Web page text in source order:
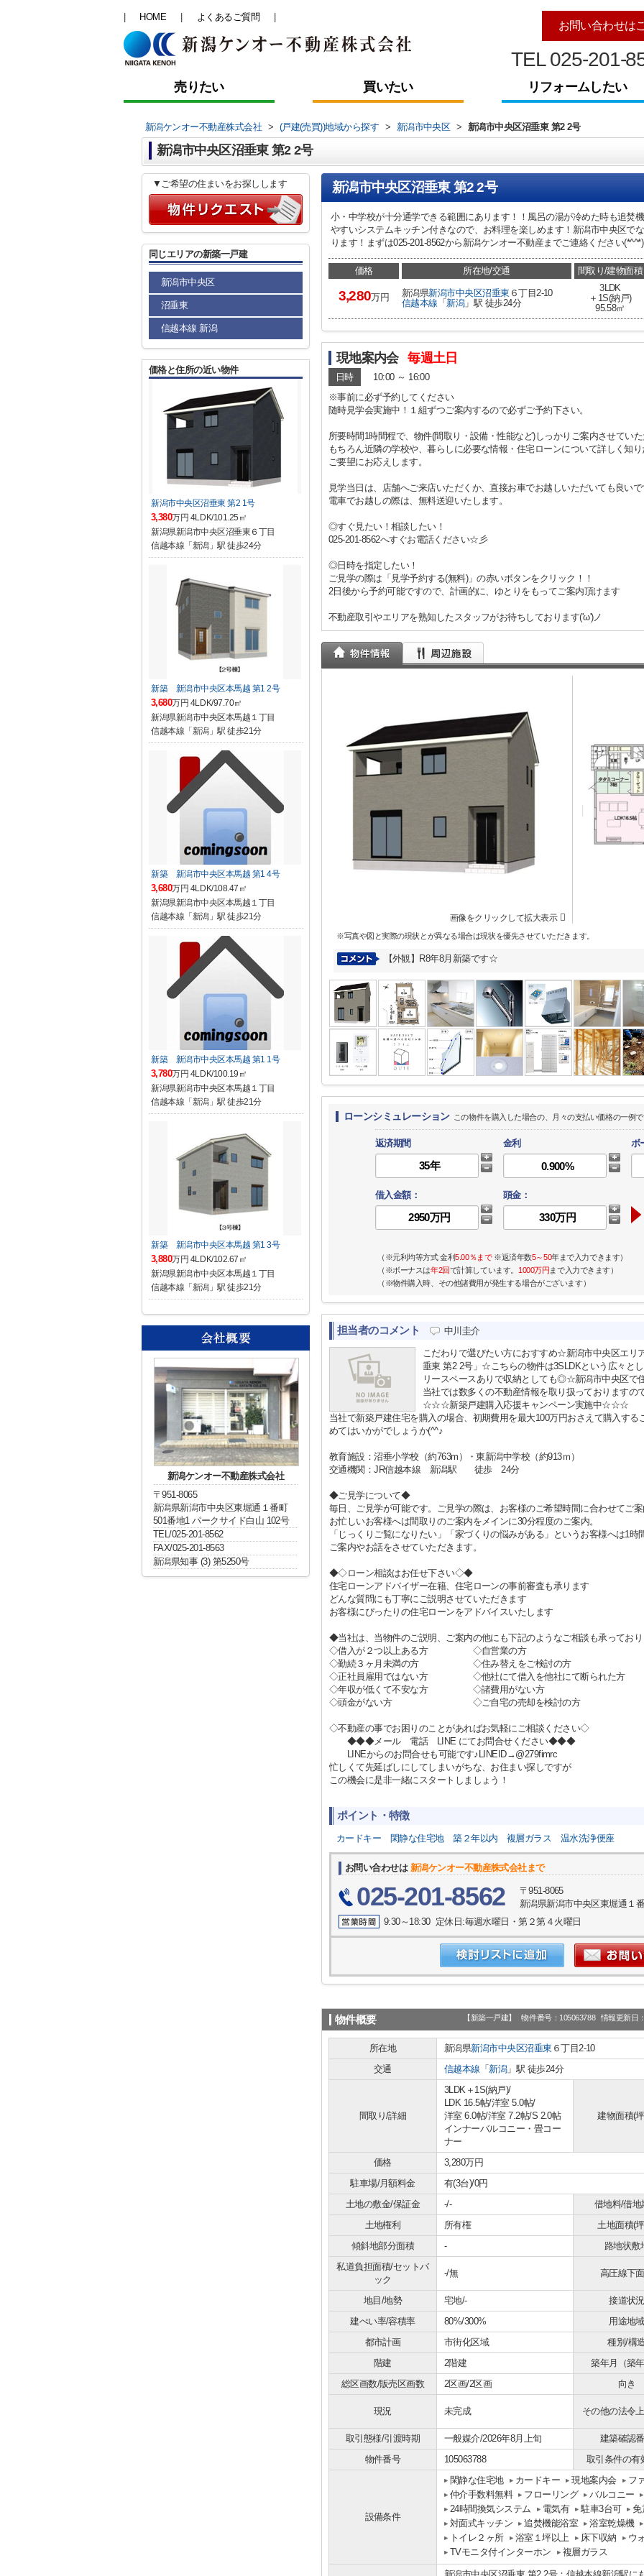
HOME よくあるご質問
お問い合わせは
TEL 025-201-
売りたい 買いたい リフォームしたい
新潟ケンオー不動産株式会社 > (戸建(売買))地域から探す > 新潟市中央区 > 新潟市中央区沼垂東 第2 2号
新潟市中央区沼垂東 第2 2号
新潟市中央区沼垂東 第2 2号
小・中学校が十分通学できる範囲にあります！！風呂の湯が冷めた時も追焚
やすいシステムキッチン付きなので、お料理を楽しめます！新潟市中央区で
ります！まずは025-201-8562から新潟ケンオー不動産までご連絡ください(*^^*)
価格
3,280万円
所在地/交通
新潟県新潟市中央区沼垂東 ６丁目2-10
信越本線 「 新潟」駅 徒歩24分
間取り/建物面積
3LDK
＋1S(納戸)
95.58㎡
現地案内会 毎週土日
日時
10:00 ～ 16:00
※事前に必ず予約してください
随時見学会実施中！１組ずつご案内するので必ずご予約下さい。
所要時間1時間程で、物件(間取り・設備・性能など)しっかりご案内させてい
もちろん近隣の学校や、暮らしに必要な情報・住宅ローンについて詳しく知
ご要望にお応えします。
見学当日は、店舗へご来店いただくか、直接お車でお越しいただいても良い
電車でお越しの際は、無料送迎いたします。
◎すぐ見たい！相談したい！
025-201-8562へすぐお電話ください☆彡
◎日時を指定したい！
ご見学の際は「見学予約する(無料)」の赤いボタンをクリック！！
2日後から予約可能ですので、計画的に、ゆとりをもってご案内頂けます
不動産取引やエリアを熟知したスタッフがお待ちしております('ω')ノ
画像をクリックして拡大表示
※写真や図と実際の現状とが異なる場合は現状を優先させていただきます。
【外観】R8年8月新築です☆
ローンシミュレーション この物件を購入した場合の、月々の支払い価格の一例
返済期間 金利 ボ
借入金額： 頭金：
（※元利均等方式 金利5.00％まで※返済年数5～50年まで入力できます）
（※ボーナスは年2回で計算しています。 1000万円まで入力できます）
（※物件購入時、その他諸費用が発生する場合がございます）
担当者のコメント 中川圭介
こだわりで選びたい方におすすめ☆新潟市中央区エリ
垂東 第2 2号」☆こちらの物件は3SLDKという広々と
リースペースありで収納としても◎☆新潟市中央区で
当社では数多くの不動産情報を取り扱っておりますの
☆☆☆新築戸建購入応援キャンペーン実施中☆☆☆
当社で新築戸建住宅を購入の場合、初期費用を最大100万円おさえて購入す
めてはいかがでしょうか(^^♪
教育施設：沼垂小学校（約763m）・東新潟中学校（約913ｍ）
交通機関：JR信越本線 新潟駅 徒歩 24分
◆ご見学について◆
毎日、ご見学が可能です。ご見学の際は、お客様のご希望時間に合わせてご
お忙しいお客様へは間取りのご案内をメインに30分程度のご案内。
「じっくりご覧になりたい」「家づくりの悩みがある」というお客様へは1時
ご案内やお話をさせていただきます。
◆◇ローン相談はお任せ下さい◇◆
住宅ローンアドバイザー在籍、住宅ローンの事前審査も承ります
どんな質問にも丁寧にご説明させていただきます
お客様にぴったりの住宅ローンをアドバイスいたします
◆当社は、当物件のご説明、ご案内の他にも下記のようなご相談も承ってお
◇借入が２つ以上ある方 ◇自営業の方
◇勤続３ヶ月未満の方 ◇住み替えをご検討の方
◇正社員雇用ではない方 ◇他社にて借入を他社にて断られた方
◇年収が低くて不安な方 ◇諸費用がない方
◇頭金がない方 ◇ご自宅の売却を検討の方
◇不動産の事でお困りのことがあればお気軽にご相談ください◇
◆◆◆メール 電話 LINE にてお問合せください◆◆◆
LINEからのお問合せも可能です♪LINEID→@279fimrc
忙しくて先延ばしにしてしまいがちな、お住まい探しですが
この機会に是非一緒にスタートしましょう！
ポイント・特徴
カードキー 閑静な住宅地 築２年以内 複層ガラス 温水洗浄便座
お問い合わせは 新潟ケンオー不動産株式会社まで
025-201-8562
〒951-8065
新潟県新潟市中央区東堀通１
9:30～18:30 定休日:毎週水曜日・第２第４火曜日
物件概要 【新築一戸建】 物件番号：105063788 情報更新日
所在地 新潟県新潟市中央区沼垂東 ６丁目2-10
交通
信越本線 「 新潟」駅 徒歩24分
間取り/詳細
3LDK＋1S(納戸)/
LDK 16.5帖/洋室 5.0帖/
洋室 6.0帖/洋室 7.2帖/S 2.0帖
インナーバルコニー・畳コー
ナー
建物面積(
価格
3,280万円
駐車場/月額料金
有(3台)/0円
土地の敷金/保証金
-/-
借地料/借地
土地権利
所有権
土地面積(
傾斜地部分面積
-
路地状敷
私道負担面積/セットバ
ック
-/無 高圧線下
地目/地勢 宅地/-
接道状況
建ぺい率/容積率
80%/300%
用途地域
都市計画
市街化区域
種別/構
階建
2階建
築年月（築
総区画数/販売区画数
2区画/2区画 向き
現況 未完成 その他の法令
取引態様/引渡時期 一般媒介/2026年8月上旬
建築確認
物件番号
105063788 取引条件の有
設備条件
閑静な住宅地 カードキー 現地案内会
フ
仲介手数料無料
フローリング
バルコニー
24時間換気システム
電気有 駐車3台可
免
対面式キッチン
追焚機能浴室
浴室乾燥機
トイレ２ヶ所
浴室１坪以上 床下収納
ウ
TVモニタ付インターホン
複層ガラス
▼ご希望の住まいをお探しします
同じエリアの新築一戸建
新潟市中央区
沼垂東
信越本線 新潟
価格と住所の近い物件
新潟市中央区沼垂東 第2 1号
3,380万円 4LDK/101.25㎡
新潟県新潟市中央区沼垂東６丁目
信越本線「新潟」駅 徒歩24分
新築 新潟市中央区本馬越 第1 2号
3,680万円 4LDK/97.70㎡
新潟県新潟市中央区本馬越１丁目
信越本線「新潟」駅 徒歩21分
新築 新潟市中央区本馬越 第1 4号
3,680万円 4LDK/108.47㎡
新潟県新潟市中央区本馬越１丁目
信越本線「新潟」駅 徒歩21分
新築 新潟市中央区本馬越 第1 1号
3,780万円 4LDK/100.19㎡
新潟県新潟市中央区本馬越１丁目
信越本線「新潟」駅 徒歩21分
新築 新潟市中央区本馬越 第1 3号
3,880万円 4LDK/102.67㎡
新潟県新潟市中央区本馬越１丁目
信越本線「新潟」駅 徒歩21分
新潟ケンオー不動産株式会社
〒951-8065
新潟県新潟市中央区東堀通１番町
501番地1 パークサイド白山 102号
TEL/025-201-8562
FAX/025-201-8563
新潟県知事 (3) 第5250号